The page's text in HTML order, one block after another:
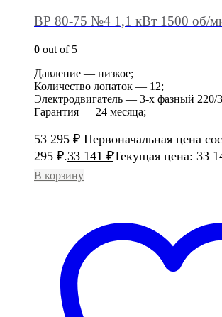
ВР 80-75 №4 1,1 кВт 1500 об/
0 out of 5
Давление — низкое;
Количество лопаток — 12;
Электродвигатель — 3-х фазный 220/
Гарантия — 24 месяца;
53 295₽ Первоначальная цена
295 ₽.33 141 ₽Текущая цена: 33
В корзину